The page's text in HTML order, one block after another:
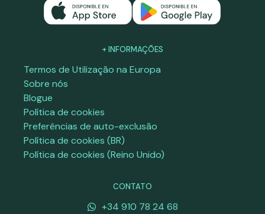
+ INFORMAÇÕES
Termos de Utilização na Europa
Sobre nós
Blogue
Política de cookies
Preferências de auto-exclusão
Política de cookies (BR)
Política de cookies (Reino Unido)
CONTATO
+34 910 78 24 68